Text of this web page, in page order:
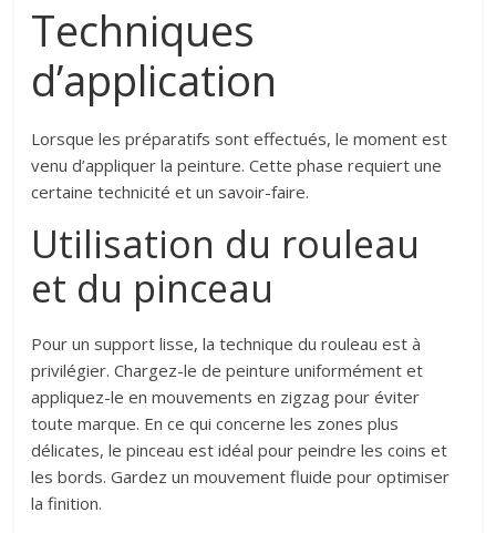
Techniques
d’application
Lorsque les préparatifs sont effectués, le moment est
venu d’appliquer la peinture. Cette phase requiert une
certaine technicité et un savoir-faire.
Utilisation du rouleau
et du pinceau
Pour un support lisse, la technique du rouleau est à
privilégier. Chargez-le de peinture uniformément et
appliquez-le en mouvements en zigzag pour éviter
toute marque. En ce qui concerne les zones plus
délicates, le pinceau est idéal pour peindre les coins et
les bords. Gardez un mouvement fluide pour optimiser
la finition.